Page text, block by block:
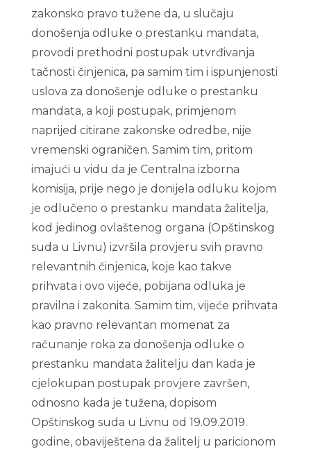
zakonsko pravo tužene da, u slučaju
donošenja odluke o prestanku mandata,
provodi prethodni postupak utvrđivanja
tačnosti činjenica, pa samim tim i ispunjenosti
uslova za donošenje odluke o prestanku
mandata, a koji postupak, primjenom
naprijed citirane zakonske odredbe, nije
vremenski ograničen. Samim tim, pritom
imajući u vidu da je Centralna izborna
komisija, prije nego je donijela odluku kojom
je odlučeno o prestanku mandata žalitelja,
kod jedinog ovlaštenog organa (Opštinskog
suda u Livnu) izvršila provjeru svih pravno
relevantnih činjenica, koje kao takve
prihvata i ovo vijeće, pobijana odluka je
pravilna i zakonita. Samim tim, vijeće prihvata
kao pravno relevantan momenat za
računanje roka za donošenja odluke o
prestanku mandata žalitelju dan kada je
cjelokupan postupak provjere završen,
odnosno kada je tužena, dopisom
Opštinskog suda u Livnu od 19.09.2019.
godine, obaviještena da žalitelj u paricionom